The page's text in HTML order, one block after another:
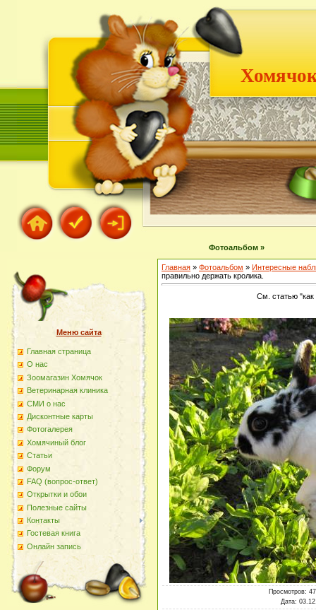
Фотоальбом »
Меню сайта
Главная страница
О наc
Зоомагазин Хомячок
Ветеринарная клиника
СМИ о нас
Дисконтные карты
Фотогалерея
Хомячиный блог
Статьи
Форум
FAQ (вопрос-ответ)
Открытки и обои
Полезные сайты
Контакты
Гостевая книга
Онлайн запись
Главная » Фотоальбом » Интересные
правильно держать кролика.
См. статью "как
Просмотров:
Дата: